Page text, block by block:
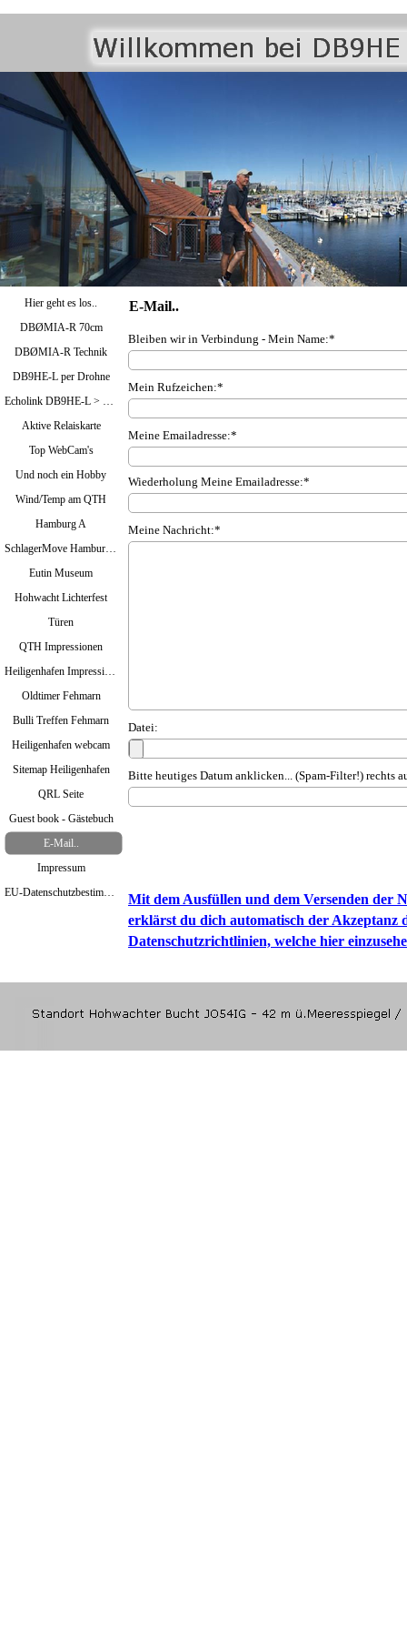
Hier geht es los..
DBØMIA-R 70cm
DBØMIA-R Technik
DB9HE-L per Drohne
Echolink DB9HE-L > Bild oben / DBØMIA-R >Bild unten
Aktive Relaiskarte
Top WebCam's
Und noch ein Hobby
Wind/Temp am QTH
Hamburg A
SchlagerMove Hamburg 2024
Eutin Museum
Hohwacht Lichterfest
Türen
QTH Impressionen
Heiligenhafen Impressionen
Oldtimer Fehmarn
Bulli Treffen Fehmarn
Heiligenhafen webcam
Sitemap Heiligenhafen
QRL Seite
Guest book - Gästebuch
E-Mail..
Impressum
EU-Datenschutzbestimmungen Mai 2018
E-Mail..
Bleiben wir in Verbindung - Mein Name:*
Mein Rufzeichen:*
Meine Emailadresse:*
Wiederholung Meine Emailadresse:*
Meine Nachricht:*
Datei:
Bitte heutiges Datum anklicken... (Spam-Filter!)
Mit dem Ausfüllen und dem Versenden der
erklärst du dich automatisch der Akzeptanz
Datenschutzrichtlinien, welche hier